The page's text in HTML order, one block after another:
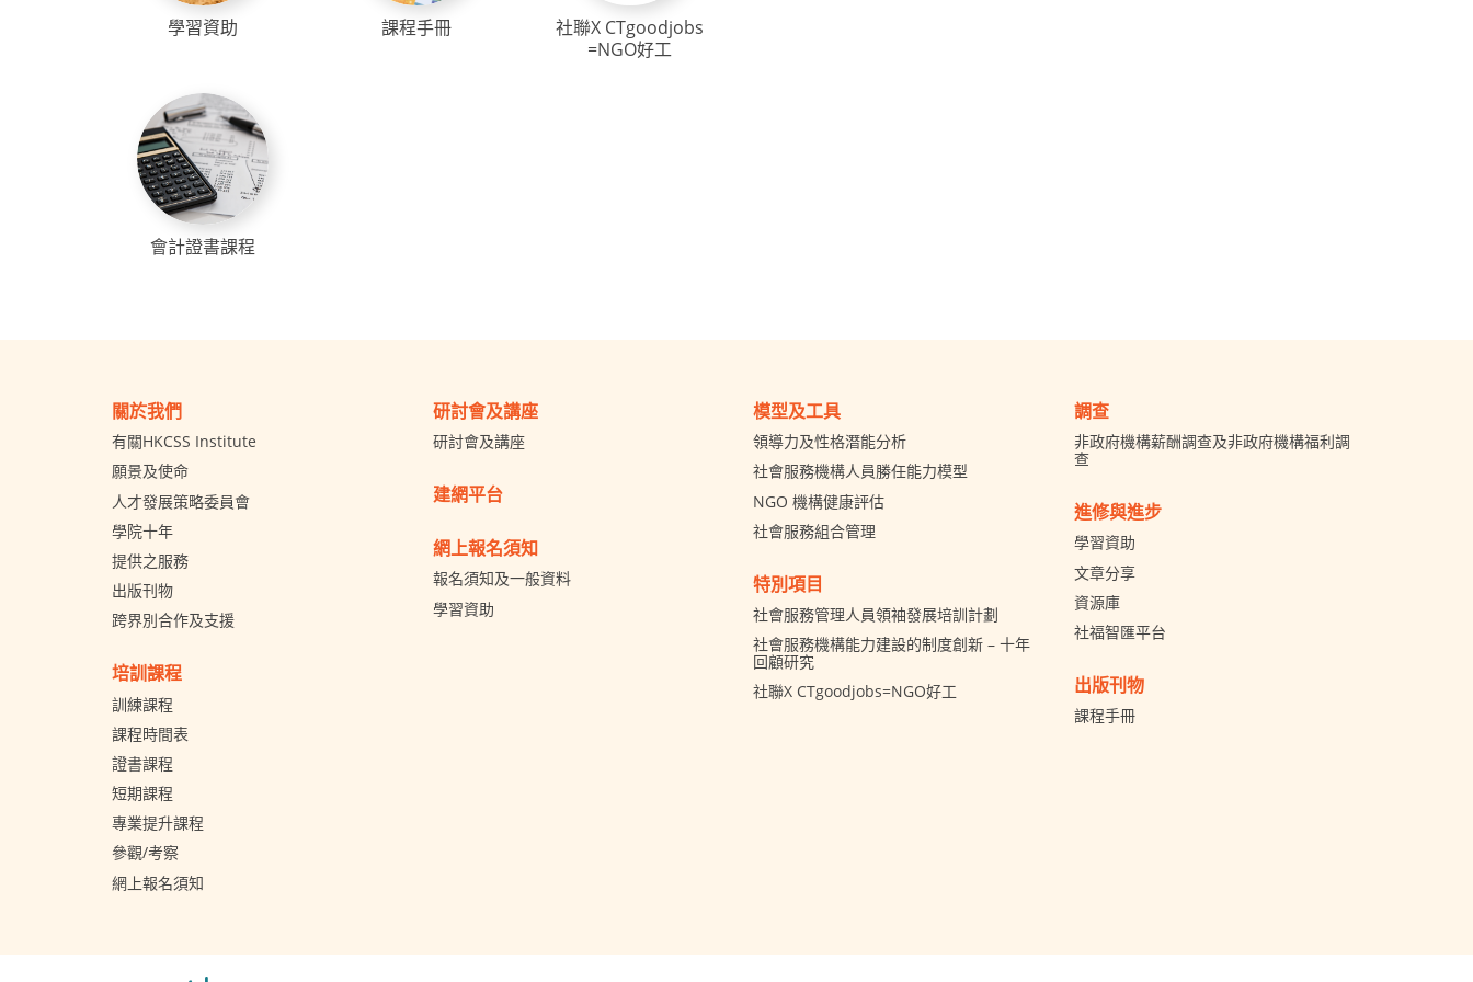
學習資助 課程手冊
社聯X CTgoodjobs
=NGO好工
會計證書課程
關於我們
有關HKCSS Institute
願景及使命
人才發展策略委員會
學院十年
提供之服務
出版刊物
跨界別合作及支援
培訓課程
訓練課程
課程時間表
證書課程
短期課程
專業提升課程
參觀/考察
網上報名須知
研討會及講座
研討會及講座
建網平台
網上報名須知
報名須知及一般資料
學習資助
模型及工具
領導力及性格潛能分析
社會服務機構人員勝任能力模型
NGO 機構健康評估
社會服務組合管理
特別項目
社會服務管理人員領袖發展培訓計劃
社會服務機構能力建設的制度創新 – 十年
回顧研究
社聯X CTgoodjobs=NGO好工
調查
非政府機構薪酬調查及非政府機構福利調
查
進修與進步
學習資助
文章分享
資源庫
社福智匯平台
出版刊物
課程手冊